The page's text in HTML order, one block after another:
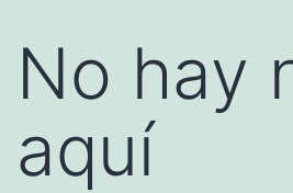
No hay
aquí